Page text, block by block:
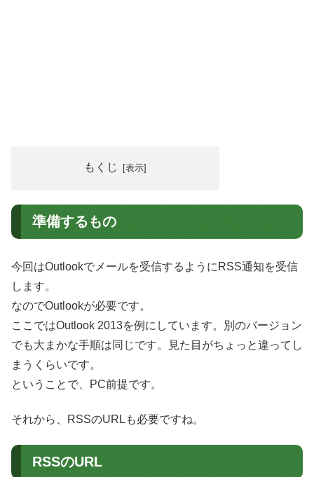
もくじ
準備するもの
今回はOutlookでメールを受信するようにRSS通知を受信
します。
なのでOutlookが必要です。
ここではOutlook 2013を例にしています。別のバージョン
でも大まかな手順は同じです。見た目がちょっと違ってし
まうくらいです。
ということで、PC前提です。
それから、RSSのURLも必要ですね。
RSSのURL